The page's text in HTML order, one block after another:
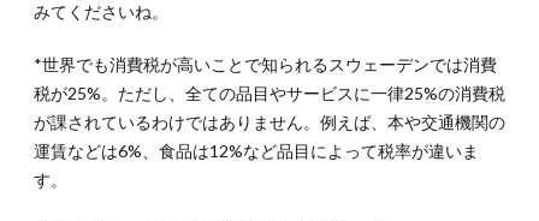
2.2.
費税の
低い国
トップ
みてくださいね。
*世界でも消費税が高いことで知られるスウェーデンでは消費
税が25%。ただし、全ての品目やサービスに一律25%の消費税
が課されているわけではありません。例えば、本や交通機関の
運賃などは6%、食品は12%など品目によって税率が違いま
す。